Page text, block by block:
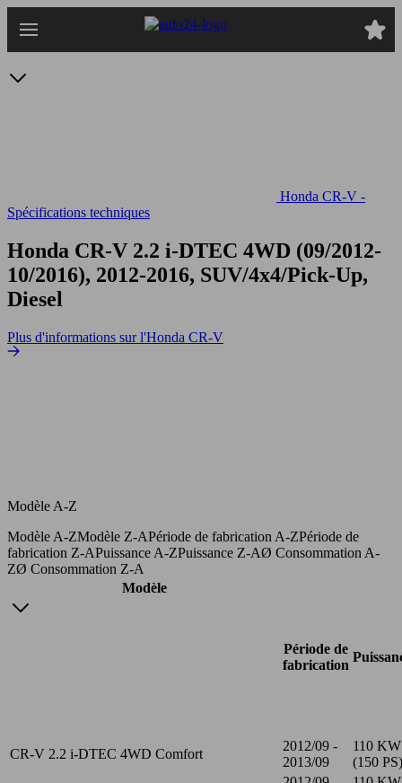
au
Honda CR-V -
Spécifications techniques
Honda CR-V 2.2 i-DTEC 4WD (09/2012-
10/2016), 2012-2016, SUV/4x4/Pick-Up,
Diesel
Plus d'informations sur l'Honda CR-V
Modèle A-Z
Modèle A-ZModèle Z-APériode de fabrication A-ZPériode de
fabrication Z-APuissance A-ZPuissance Z-AØ Consommation A-
ZØ Consommation Z-A
Modèle
Période de
fabrication
CR-V 2.2 i-DTEC 4WD Comfort
2012/09 -
2013/09
110 KW
(150 PS)